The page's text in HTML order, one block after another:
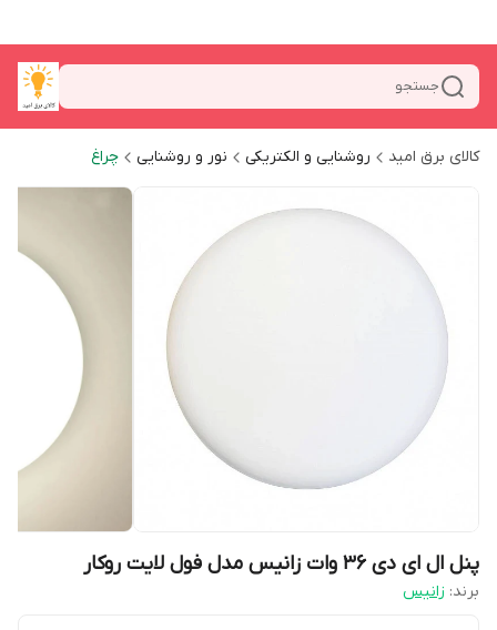
جستجو
کالای برق امید روشنایی و الکتریکی نور و روشنایی چراغ
پنل ال ای دی 36 وات زانیس مدل فول لایت روکار
برند: زانیس